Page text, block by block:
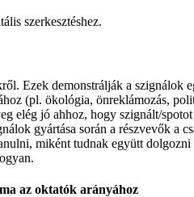
szerkesztéshez.
Ezek demonstrálják a
(pl. ökológia, önreklámozás,
elég jó ahhoz, hogy szignált/
gyártása során a részvevők a
miként tudnak együtt
az oktatók arányához